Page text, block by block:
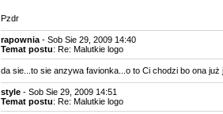
Pzdr
rapownia- Sob Sie 29, 2009 14:40
Temat postu: Re: Malutkie logo
da sie...to sie anzywa favionka...o to Ci chodzi bo ona
style- Sob Sie 29, 2009 14:51
Temat postu: Re: Malutkie logo